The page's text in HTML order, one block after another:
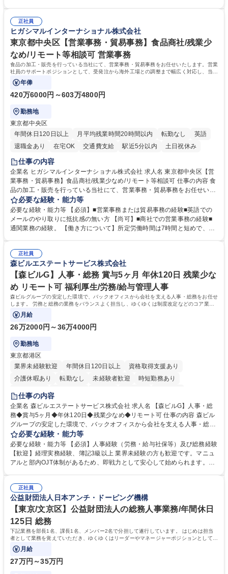
正社員
ヒガシマルインターナショナル株式会社
東京都中央区【営業事務・貿易事務】食品商社/残業少
なめ/リモート等相談可 営業事務
食品の加工・販売を行っている当社にて、営業事務・貿易事務をお任せいたします。営業
社員のサポートポジションとして、受発注から海外工場との調整まで幅広く対応し、当社
事業の根幹を支えていただきます。
年俸
420万6000円～603万4800円
勤務地
東京都中央区
年間休日120日以上
月平均残業時間20時間以内 転勤なし
英語
退職金あり
在宅OK 交通費支給 駅近5分以内 土日祝休み
仕事の内容
企業名 ヒガシマルインターナショナル株式会社 求人名 東京都中央区【営
業事務・貿易事務】食品商社/残業少なめ/リモート等相談可 仕事の内容 食
品の加工・販売を行っている当社にて、営業事務・貿易事務をお任せいた
します。営業社員のサポートポジションとして、受発注から海外工場との
調整まで幅広く対応し、当社事業の根幹を支えていただきます。 ■受発注
業務、請求書発行 ■海外工場とのスケジュール調整 ■在庫管理 ■輸入書類
の確認・作成 ■配送手配 ■通関業者を通して行う輸出入業全般 ■倉庫との
ルプロデュースしているため、商品に関わる全ての業務をサポート頂きま
す。 募集職種 東京都中央区【営業事務・貿易事務】食品商社/残業少なめ/
リモート等相談可
必要な経験・能力等
必要な経験・能力等 【必須】■営業事務または貿易事務の経験■英語での
メールのやり取りに抵抗感の無い方 【尚可】■商社での営業事務の経験■
通関業務の経験。 【働き方について】所定労働時間は7時間と短めで、残
の強み】1991年の設立以来、外食産業を中心としたお客様の多様なニー
ズに沿った冷凍水産物等の生産・輸入・販売を一貫して手掛けています。
自社工場と海外拠点の強固な連携によるワンストップサービスが最大の強
みです。 学歴・資格 学歴：大学院 大学 語学力：英語 資格：
正社員
森ビルエステートサービス株式会社
【森ビルG】人事・総務 賞与5ヶ月 年休120日 残業少な
め リモート可 福利厚生/労務/給与管理人事
森ビルグループの安定した環境で、バックオフィスから会社を支える人事・総務をお任せ
します。 労務と総務の業務をバランスよく担当し、ゆくゆくは制度改定などのコア業務
にも挑戦できる、やりがいある環境です。
月給
26万2000円～36万4000円
勤務地
東京都港区
業界未経験歓迎
年間休日120日以上
資格取得支援あり
介護休暇あり
転勤なし 未経験者歓迎
時短勤務あり
経験者歓迎
完全週休2日制
交通費支給 長期歓迎 駅近5分以内 土日祝休み
仕事の内容
企業名 森ビルエステートサービス株式会社 求人名 【森ビルG】人事・総
務◆賞与5ヶ月◆年休120日◆残業少なめ◆リモート可 仕事の内容 森ビル
グループの安定した環境で、バックオフィスから会社を支える人事・総務
をお任せします。 労務と総務の業務をバランスよく担当し、ゆくゆくは制
度改定などのコア業務にも挑戦できる、やりがいある環境です。 ■勤怠管
理、給与計算、社会保険手続き、年末調整等の労務管理全般 ■入退社手続
き、社内規定の改定や人事制度改定などのコア業務 ■社内イベントの企画
でも質問・相談できる環境が整っているため、安心して成長できます。 募
集職種 【森ビルG】人事・総務◆賞与5ヶ月◆年休120日◆残業少なめ◆
リモート可
必要な経験・能力等
必要な経験・能力等 【必須】人事経験（労務・給与社保等）及び総務経験
【歓迎】経理実務経験、簿記3級以上 業界未経験の方も歓迎です。マニュ
アルと部内OJT体制があるため、即戦力として安心して始められます。
務に挑戦できるため、自身の成長と組織への貢献度をダイレクトに実感で
きます。 残業少なめ、週1日リモート可など、ワークライフバランスを保
ち長期活躍できる環境です。 「これまでの幅広い経験を活かし、長期的な
キャリアを築きたい」という前向きな意欲と挑戦を全力で応援します。 学
歴・資格 学歴：大学院 大学 高専 短大 専修学校 高校 語学力： 資格：日商
簿記検定1級 日商簿記検定2級 日商簿記検定3級
正社員
公益財団法人日本アンチ・ドーピング機構
【東京/文京区】公益財団法人の総務人事業務/年間休日
125日 総務
下記業務を部長1名、課長1名、メンバー2名で分担して遂行しています。 はじめは担当
者として業務を覚えていただき、ゆくゆくはリーダーやマネージャーポジションとして活
躍いただくことを期待しています。
月給
27万円～35万円